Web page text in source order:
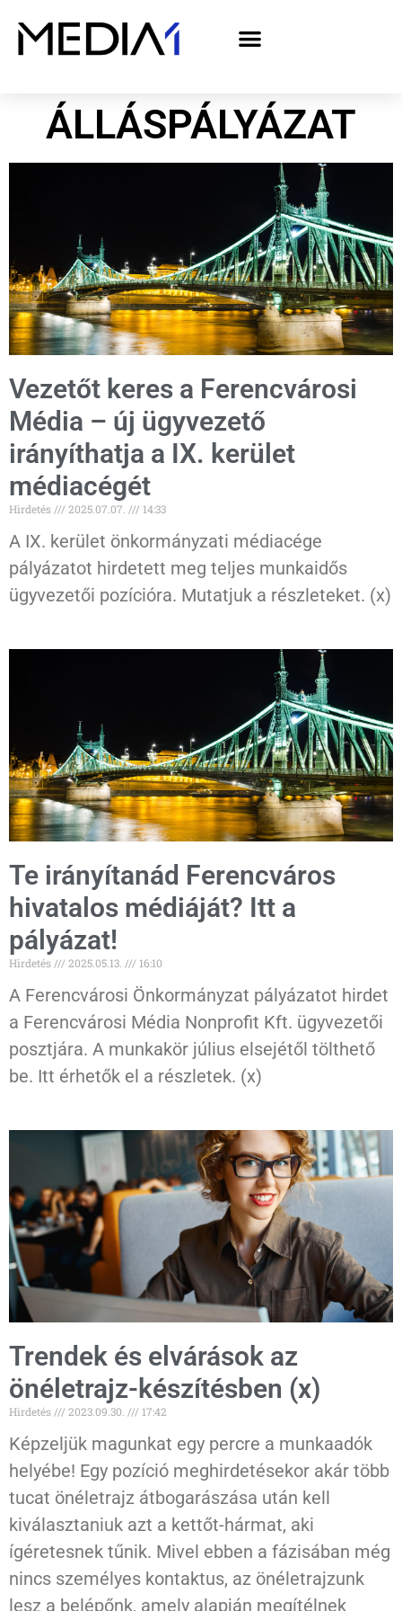
ÁLLÁSPÁLYÁZAT
Vezetőt keres a Ferencvárosi
Média – új ügyvezető
irányíthatja a IX. kerület
médiacégét
Hirdetés 2025.07.07. 14:33
A IX. kerület önkormányzati médiacége
pályázatot hirdetett meg teljes munkaidős
ügyvezetői pozícióra. Mutatjuk a részleteket. (x)
Te irányítanád Ferencváros
hivatalos médiáját? Itt a
pályázat!
Hirdetés 2025.05.13. 16:10
A Ferencvárosi Önkormányzat pályázatot hirdet
a Ferencvárosi Média Nonprofit Kft. ügyvezetői
posztjára. A munkakör július elsejétől tölthető
be. Itt érhetők el a részletek. (x)
Trendek és elvárások az
önéletrajz-készítésben (x)
Hirdetés 2023.09.30. 17:42
Képzeljük magunkat egy percre a munkaadók
helyébe! Egy pozíció meghirdetésekor akár több
tucat önéletrajz átbogarászása után kell
kiválasztaniuk azt a kettőt-hármat, aki
ígéretesnek tűnik. Mivel ebben a fázisában még
nincs személyes kontaktus, az önéletrajzunk
lesz a belépőnk, amely alapján megítélnek